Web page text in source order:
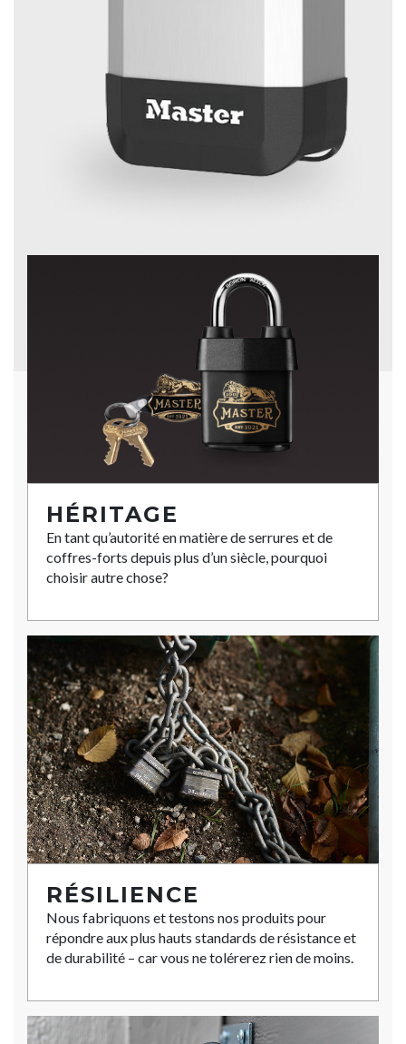
HÉRITAGE
En tant qu’autorité en matière de serrures et de
coffres-forts depuis plus d’un siècle, pourquoi
choisir autre chose?
RÉSILIENCE
Nous fabriquons et testons nos produits pour
répondre aux plus hauts standards de résistance et
de durabilité – car vous ne tolérerez rien de moins.